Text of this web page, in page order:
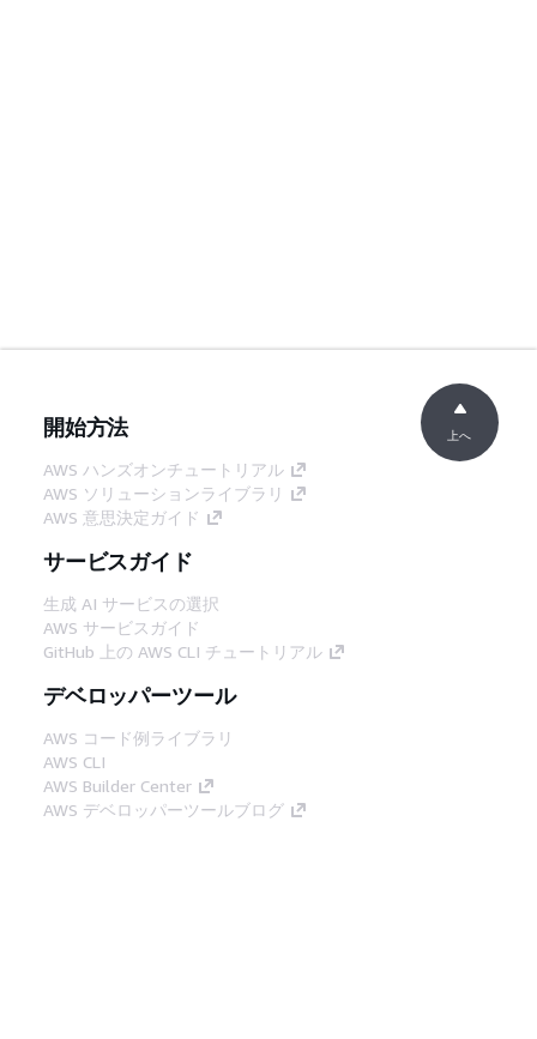
開始方法
AWS ハンズオンチュートリアル
AWS ソリューションライブラリ
AWS 意思決定ガイド
サービスガイド
生成 AI サービスの選択
AWS サービスガイド
GitHub 上の AWS CLI チュートリアル
デベロッパーツール
AWS コード例ライブラリ
AWS CLI
AWS Builder Center
AWS デベロッパーツールブログ
上へ